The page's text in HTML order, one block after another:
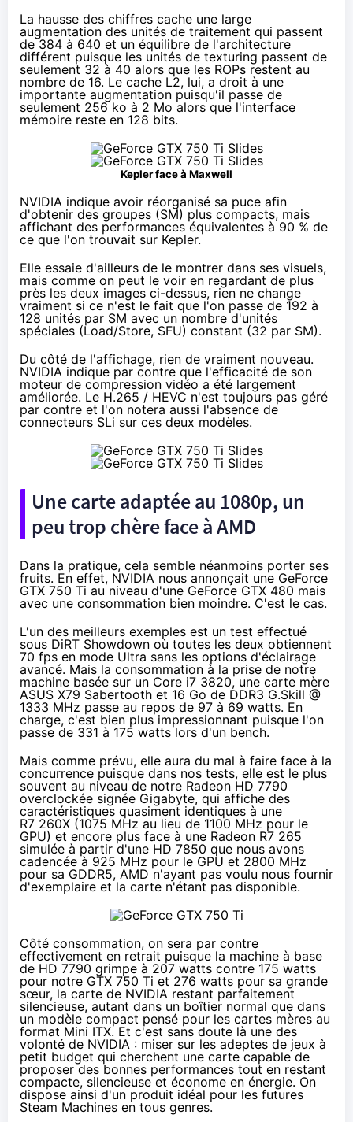
La hausse des chiffres cache une large
augmentation des unités de traitement qui passent
de 384 à 640 et un équilibre de l'architecture
différent puisque les unités de texturing passent de
seulement 32 à 40 alors que les ROPs restent au
nombre de 16. Le cache L2, lui, a droit à une
importante augmentation puisqu'il passe de
seulement 256 ko à 2 Mo alors que l'interface
mémoire reste en 128 bits.
Kepler face à Maxwell
NVIDIA indique avoir réorganisé sa puce afin
d'obtenir des groupes (SM) plus compacts, mais
affichant des performances équivalentes à 90 % de
ce que l'on trouvait sur Kepler.
Elle essaie d'ailleurs de le montrer dans ses visuels,
mais comme on peut le voir en regardant de plus
près les deux images ci-dessus, rien ne change
vraiment si ce n'est le fait que l'on passe de 192 à
128 unités par SM avec un nombre d'unités
spéciales (Load/Store, SFU) constant (32 par SM).
Du côté de l'affichage, rien de vraiment nouveau.
NVIDIA indique par contre que l'efficacité de son
moteur de compression vidéo a été largement
améliorée. Le H.265 / HEVC n'est toujours pas géré
par contre et l'on notera aussi l'absence de
connecteurs SLi sur ces deux modèles.
Une carte adaptée au 1080p, un
peu trop chère face à AMD
Dans la pratique, cela semble néanmoins porter ses
fruits. En effet, NVIDIA nous annonçait une GeForce
GTX 750 Ti au niveau d'une GeForce GTX 480 mais
avec une consommation bien moindre. C'est le cas.
L'un des meilleurs exemples est un test effectué
sous DiRT Showdown où toutes les deux obtiennent
70 fps en mode Ultra sans les options d'éclairage
avancé. Mais la consommation à la prise de notre
machine basée sur un Core i7 3820, une carte mère
ASUS X79 Sabertooth et 16 Go de DDR3 G.Skill @
1333 MHz passe au repos de 97 à 69 watts. En
charge, c'est bien plus impressionnant puisque l'on
passe de 331 à 175 watts lors d'un bench.
Mais comme prévu, elle aura du mal à faire face à la
concurrence puisque dans nos tests, elle est le plus
souvent au niveau de notre Radeon HD 7790
overclockée signée Gigabyte, qui affiche des
caractéristiques quasiment identiques à une
R7 260X (1075 MHz au lieu de 1100 MHz pour le
GPU) et encore plus face à une Radeon R7 265
simulée à partir d'une HD 7850 que nous avons
cadencée à 925 MHz pour le GPU et 2800 MHz
pour sa GDDR5, AMD n'ayant pas voulu nous fournir
d'exemplaire et la carte n'étant pas disponible.
Côté consommation, on sera par contre
effectivement en retrait puisque la machine à base
de HD 7790 grimpe à 207 watts contre 175 watts
pour notre GTX 750 Ti et 276 watts pour sa grande
sœur, la carte de NVIDIA restant parfaitement
silencieuse, autant dans un boîtier normal que dans
un modèle compact pensé pour les cartes mères au
format Mini ITX. Et c'est sans doute là une des
volonté de NVIDIA : miser sur les adeptes de jeux à
petit budget qui cherchent une carte capable de
proposer des bonnes performances tout en restant
compacte, silencieuse et économe en énergie. On
dispose ainsi d'un produit idéal pour les futures
Steam Machines en tous genres.